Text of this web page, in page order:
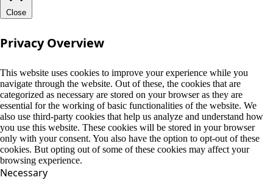
Close
Privacy Overview
This website uses cookies to improve your experience while you
navigate through the website. Out of these, the cookies that are
categorized as necessary are stored on your browser as they are
essential for the working of basic functionalities of the website. We
also use third-party cookies that help us analyze and understand how
you use this website. These cookies will be stored in your browser
only with your consent. You also have the option to opt-out of these
cookies. But opting out of some of these cookies may affect your
browsing experience.
Necessary